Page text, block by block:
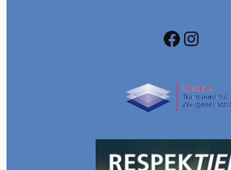
Facebook Instagram